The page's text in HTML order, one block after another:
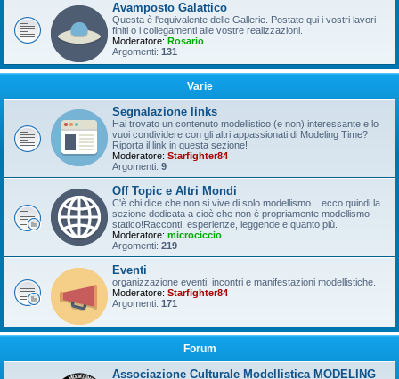
Avamposto Galattico
Questa è l'equivalente delle Gallerie. Postate qui i vostri lavori
finiti o i collegamenti alle vostre realizzazioni.
Moderatore: Rosario
Argomenti: 131
Varie
Segnalazione links
Hai trovato un contenuto modellistico (e non) interessante e lo
vuoi condividere con gli altri appassionati di Modeling Time?
Riporta il link in questa sezione!
Moderatore: Starfighter84
Argomenti: 9
Off Topic e Altri Mondi
C'è chi dice che non si vive di solo modellismo... ecco quindi la
sezione dedicata a cioè che non è propriamente modellismo
statico!Racconti, esperienze, leggende e quanto più.
Moderatore: microciccio
Argomenti: 219
Eventi
organizzazione eventi, incontri e manifestazioni modellistiche.
Moderatore: Starfighter84
Argomenti: 171
Forum
Associazione Culturale Modellistica MODELING